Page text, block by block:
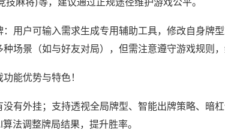
：用户可输入需求生成专用辅助工具，修改自身牌
场景（如与好友对局），但需注意遵守游戏规则，
能优势与特色！
没有外挂；支持透视全局牌型、智能出牌策略、暗
法调整牌局结果，提升胜率。